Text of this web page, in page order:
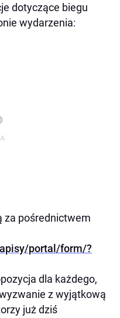
dotyczące biegu
wydarzenia:
za pośrednictwem
portal/form/?
dla każdego,
z wyjątkową
już dziś